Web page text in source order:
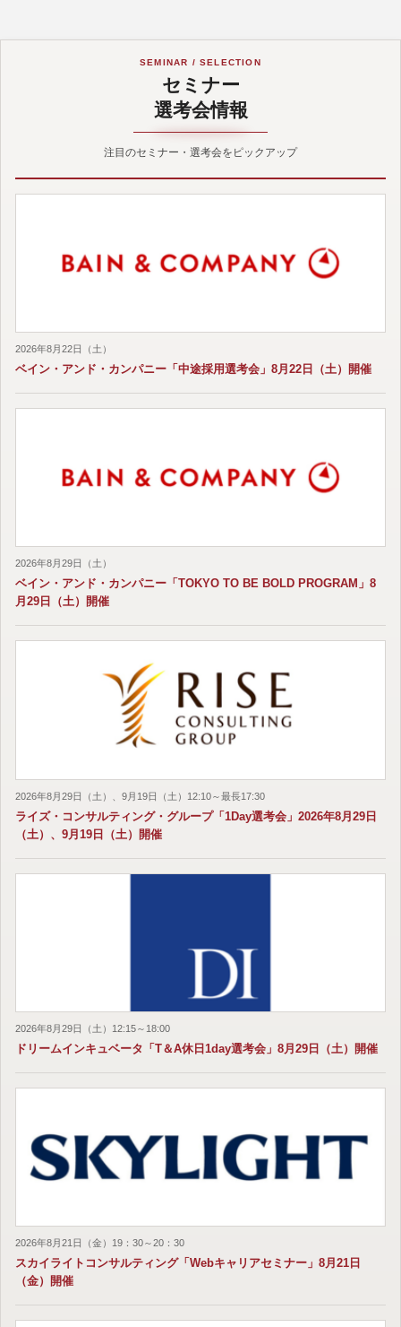
SEMINAR / SELECTION
セミナー
選考会情報
注目のセミナー・選考会をピックアップ
2026年8月22日（土）
ベイン・アンド・カンパニー「中途採用選考会」8月22日（土）開催
2026年8月29日（土）
ベイン・アンド・カンパニー「TOKYO TO BE BOLD PROGRAM」8
月29日（土）開催
2026年8月29日（土）、9月19日（土）12:10～最長17:30
ライズ・コンサルティング・グループ「1Day選考会」2026年8月29日
（土）、9月19日（土）開催
2026年8月29日（土）12:15～18:00
ドリームインキュベータ「T＆A休日1day選考会」8月29日（土）開催
2026年8月21日（金）19：30～20：30
スカイライトコンサルティング「Webキャリアセミナー」8月21日
（金）開催